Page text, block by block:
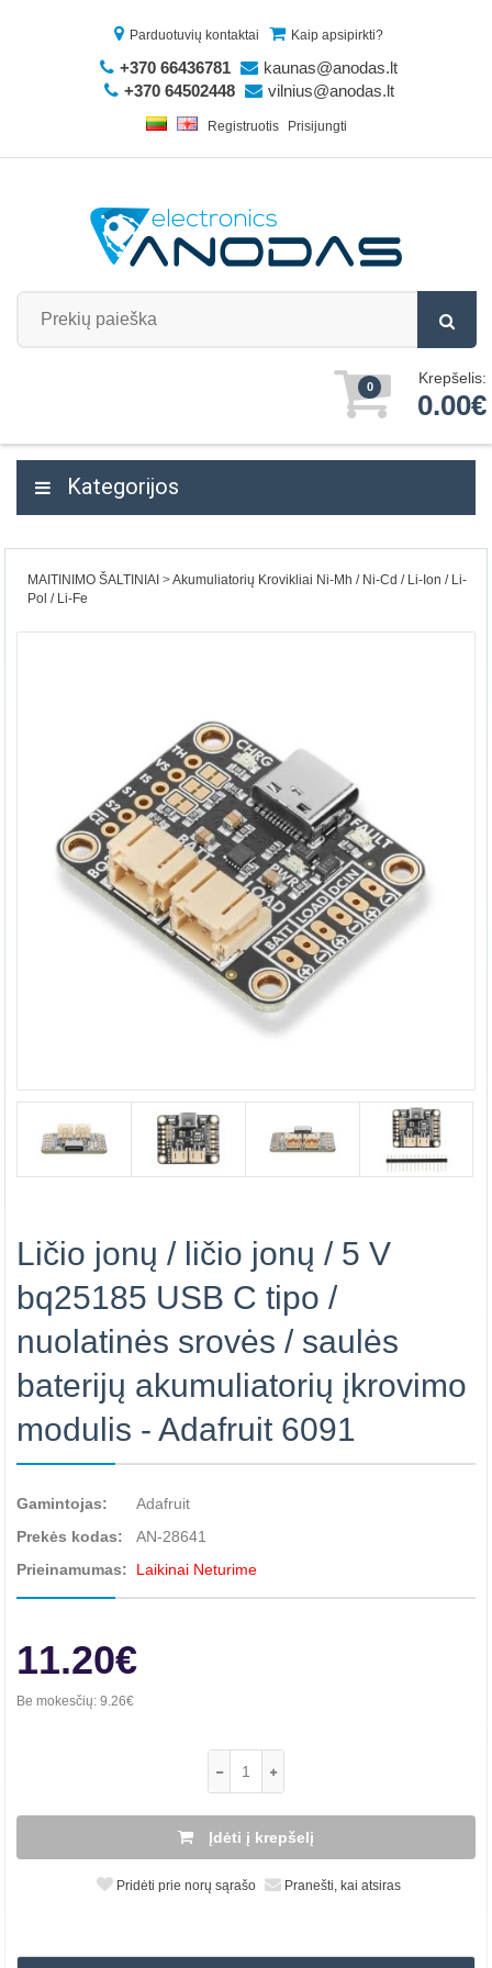
Parduotuvių kontaktai Kaip apsipirkti?
+370 66436781
kaunas@anodas.lt
+370 64502448
vilnius@anodas.lt
Registruotis Prisijungti
0 Krepšelis:
0.00€
Kategorijos
MAITINIMO ŠALTINIAI
Akumuliatorių Krovikliai Ni-Mh / Ni-Cd / Li-Ion / Li-
Pol / Li-Fe
Ličio jonų / ličio jonų / 5 V
bq25185 USB C tipo /
nuolatinės srovės / saulės
baterijų akumuliatorių įkrovimo
modulis - Adafruit 6091
Gamintojas:
Adafruit
Prekės kodas:
AN-28641
Prieinamumas:
Laikinai Neturime
11.20€
Be mokesčių: 9.26€
Įdėti į krepšelį
Pridėti prie norų sąrašo Pranešti, kai atsiras